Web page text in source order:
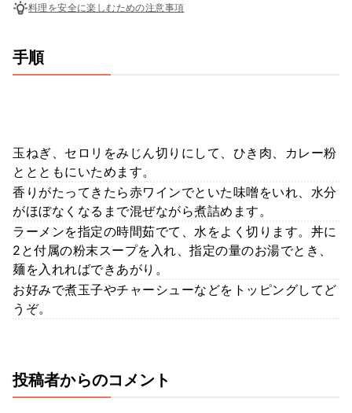
料理を安全に楽しむための注意事項
手順
玉ねぎ、セロリをみじん切りにして、ひき肉、カレー粉
ととともにいためます。
香りがたってきたら赤ワインでといた味噌をいれ、水分
がほぼなくなるまで混ぜながら煮詰めます。
ラーメンを指定の時間茹でて、水をよく切ります。丼に
2と付属の粉末スープを入れ、指定の量のお湯でとき、
麺を入れればできあがり。
お好みで煮玉子やチャーシューなどをトッピングしてど
うぞ。
投稿者からのコメント